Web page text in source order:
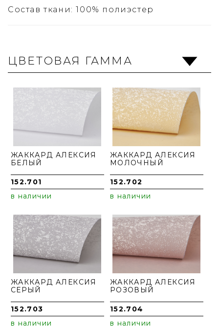
Состав ткани: 100% полиэстер
ЦВЕТОВАЯ ГАММА
ЖАККАРД АЛЕКСИЯ
БЕЛЫЙ
152.701
в наличии
ЖАККАРД АЛЕКСИЯ
МОЛОЧНЫЙ
152.702
в наличии
ЖАККАРД АЛЕКСИЯ
СЕРЫЙ
152.703
в наличии
ЖАККАРД АЛЕКСИЯ
РОЗОВЫЙ
152.704
в наличии